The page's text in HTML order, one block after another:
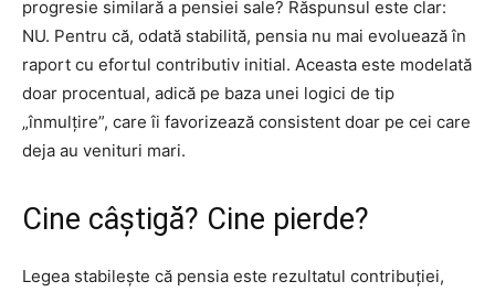
progresie similară a pensiei sale? Răspunsul este clar:
NU. Pentru că, odată stabilită, pensia nu mai evoluează în
raport cu efortul contributiv initial. Aceasta este modelată
doar procentual, adică pe baza unei logici de tip
„înmulțire”, care îi favorizează consistent doar pe cei care
deja au venituri mari.
Cine câștigă? Cine pierde?
Legea stabilește că pensia este rezultatul contribuției,